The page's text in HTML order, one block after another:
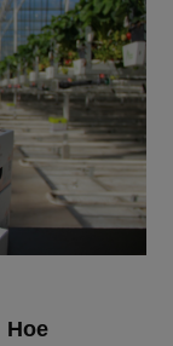
Hoe